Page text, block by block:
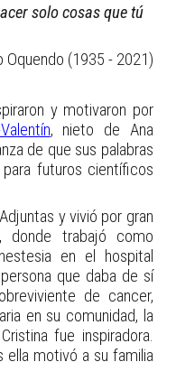
solo cosas que tú
Oquendo (1935 - 2021)
y motivaron por
, nieto de Ana
de que sus palabras
futuros científicos
y vivió por gran
trabajó como
en el hospital
que daba de sí
de cancer,
en su comunidad, la
fue inspiradora.
ella motivó a su familia